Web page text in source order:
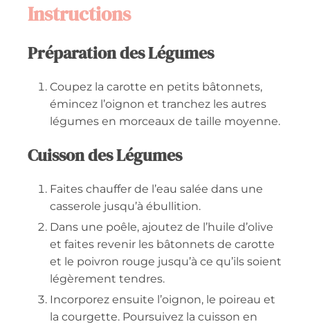
Instructions
Préparation des Légumes
Coupez la carotte en petits bâtonnets,
émincez l’oignon et tranchez les autres
légumes en morceaux de taille moyenne.
Cuisson des Légumes
Faites chauffer de l’eau salée dans une
casserole jusqu’à ébullition.
Dans une poêle, ajoutez de l’huile d’olive
et faites revenir les bâtonnets de carotte
et le poivron rouge jusqu’à ce qu’ils soient
légèrement tendres.
Incorporez ensuite l’oignon, le poireau et
la courgette. Poursuivez la cuisson en